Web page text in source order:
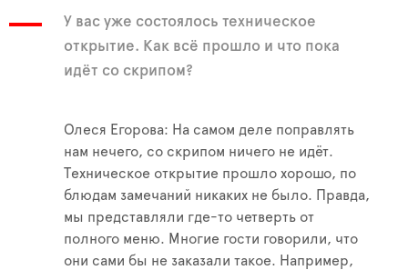
У вас уже состоялось техническое
открытие. Как всё прошло и что пока
идёт со скрипом?
Олеся Егорова: На самом деле поправлять
нам нечего, со скрипом ничего не идёт.
Техническое открытие прошло хорошо, по
блюдам замечаний никаких не было. Правда,
мы представляли где-то четверть от
полного меню. Многие гости говорили, что
они сами бы не заказали такое. Например,